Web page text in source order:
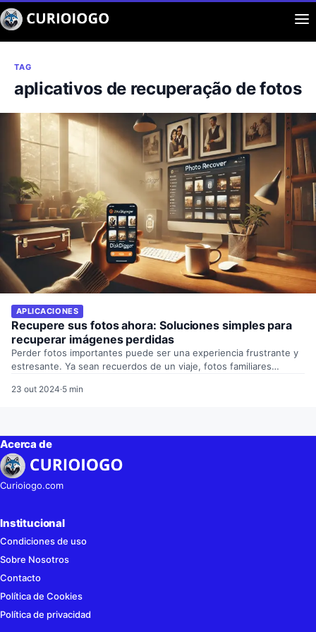
Aplicaciones
Curiosidad
Entretenimiento
TAG
aplicativos de recuperação de fotos
APLICACIONES
Recupere sus fotos ahora: Soluciones simples para
recuperar imágenes perdidas
Perder fotos importantes puede ser una experiencia frustrante y
estresante. Ya sean recuerdos de un viaje, fotos familiares…
23 out 2024·5 min
Acerca de
Curioiogo.com
Institucional
Condiciones de uso
Sobre Nosotros
Contacto
Política de Cookies
Política de privacidad